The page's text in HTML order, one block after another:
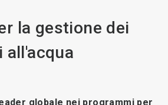
la gestione dei
all'acqua
globale nei programmi per